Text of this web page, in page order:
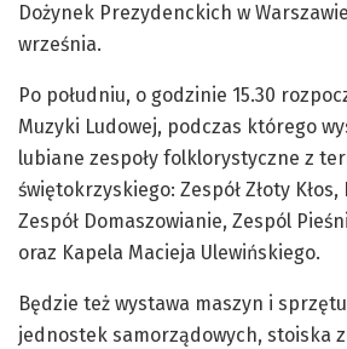
Dożynek Prezydenckich w
września.
Po południu, o godzinie 15.30
Muzyki Ludowej, podczas którego
lubiane zespoły folklorystyczne z
świętokrzyskiego: Zespół Złoty Kłos,
Zespół Domaszowianie, Zespól
oraz Kapela Macieja Ulewińskiego.
Będzie też wystawa maszyn i
jednostek samorządowych, stoiska